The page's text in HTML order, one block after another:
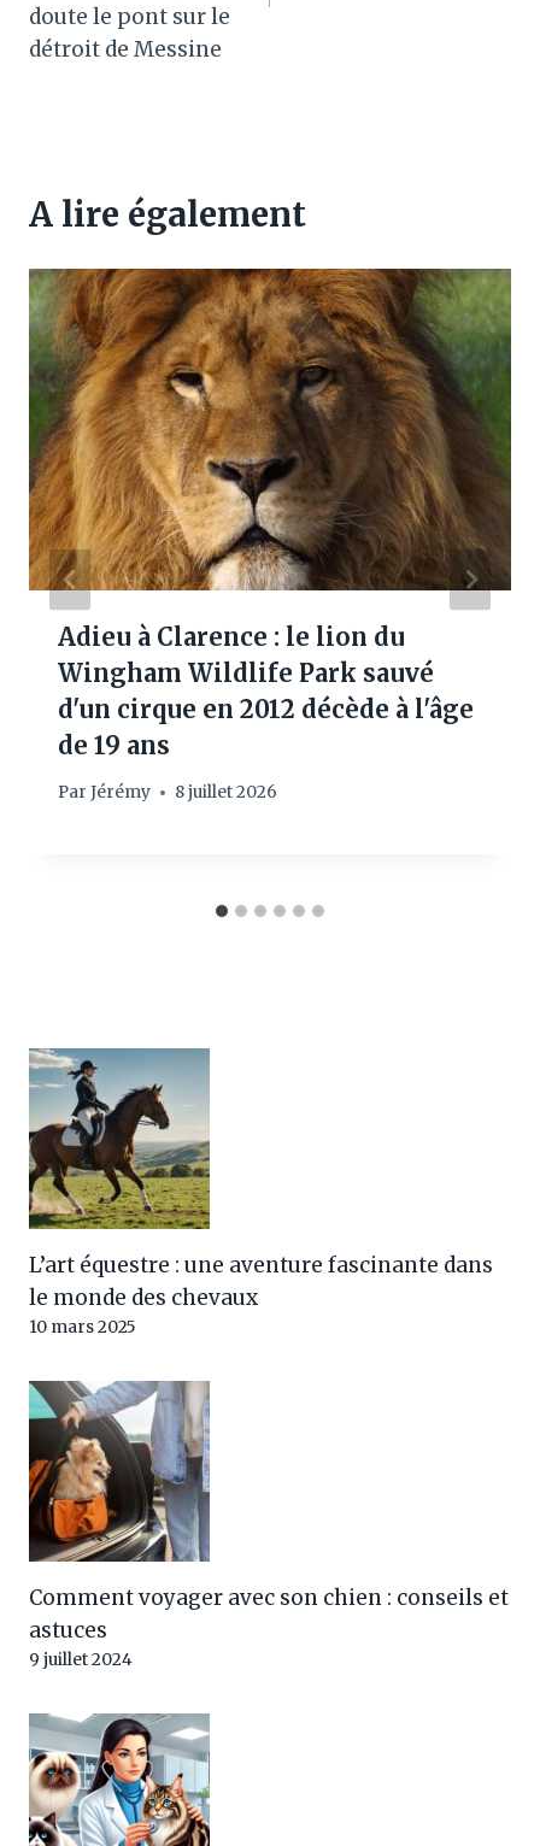
doute le pont sur le
détroit de Messine
A lire également
Adieu à Clarence : le lion du
Wingham Wildlife Park sauvé
d'un cirque en 2012 décède à l'âge
de 19 ans
Par Jérémy 8 juillet 2026
L’art équestre : une aventure fascinante dans
le monde des chevaux
10 mars 2025
Comment voyager avec son chien : conseils et
astuces
9 juillet 2024